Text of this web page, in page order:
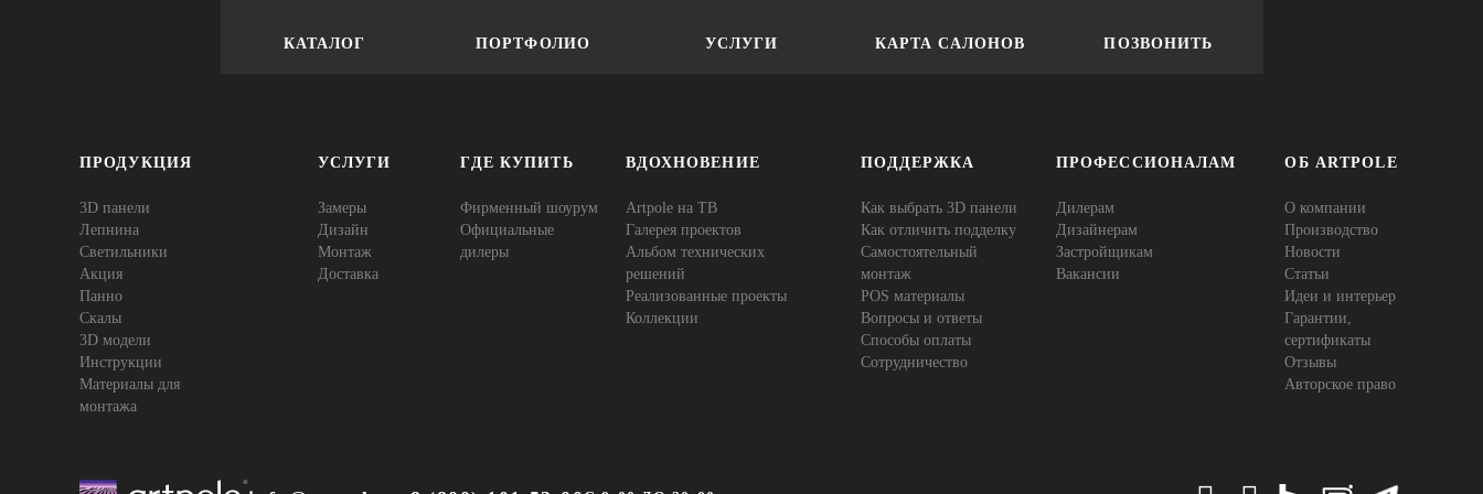
КАТАЛОГ ПОРТФОЛИО УСЛУГИ КАРТА САЛОНОВ ПОЗВОНИТЬ
ПРОДУКЦИЯ
3D панели
Лепнина
Cветильники
Акция
Панно
Скалы
3D модели
Инструкции
Материалы для
монтажа
УСЛУГИ
Замеры
Дизайн
Монтаж
Доставка
ГДЕ КУПИТЬ
Фирменный шоурум
Официальные
дилеры
ВДОХНОВЕНИЕ
Artpole на ТВ
Галерея проектов
Альбом технических
решений
Реализованные проекты
Коллекции
ПОДДЕРЖКА
Как выбрать 3D панели
Как отличить подделку
Самостоятельный
монтаж
POS материалы
Вопросы и ответы
Способы оплаты
Сотрудничество
ПРОФЕССИОНАЛАМ
Дилерам
Дизайнерам
Застройщикам
Вакансии
ОБ ARTPOLE
О компании
Производство
Новости
Статьи
Идеи и интерьер
Гарантии,
сертификаты
Отзывы
Авторское право